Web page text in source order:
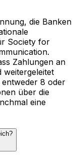
die Banken
Society for
Zahlungen an
weitergeleitet
entweder 8 oder
über die
eine